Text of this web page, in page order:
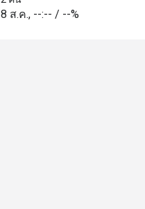
M
8 ส.ค., --:-- / --%